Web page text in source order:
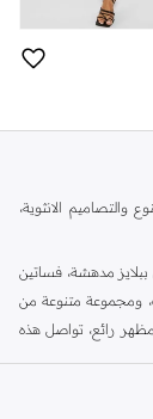
والتصاميم الانثوية،
مدهشة، فساتين
ومجموعة متنوعة من
رائع، تواصل هذه
مثالي للحفلات او